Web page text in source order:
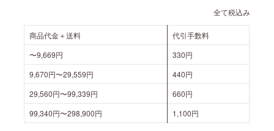
全て税込み
商品代金＋送料
代引手数料
〜9,669円
330円
9,670円〜29,559円
440円
29,560円〜99,339円
660円
99,340円〜298,900円
1,100円